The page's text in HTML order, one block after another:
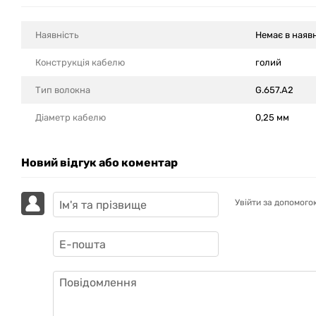
Наявність Немає в
Конструкція кабелю голий
Тип волокна G.657.A2
Діаметр кабелю 0,25 мм
Новий відгук або коментар
Увійти за